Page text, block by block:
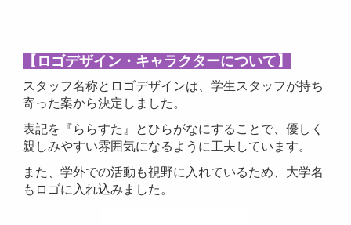
【ロゴデザイン・キャラクターについて】
スタッフ名称とロゴデザインは、学生スタッフが持ち
寄った案から決定しました。
表記を『ららすた』とひらがなにすることで、優しく
親しみやすい雰囲気になるように工夫しています。
また、学外での活動も視野に入れているため、大学名
もロゴに入れ込みました。